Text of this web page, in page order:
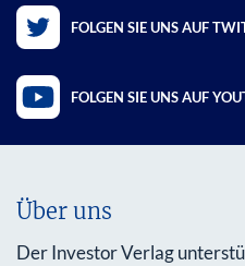
FOLGEN SIE UNS AUF
FOLGEN SIE UNS AUF
Über uns
Der Investor Verlag